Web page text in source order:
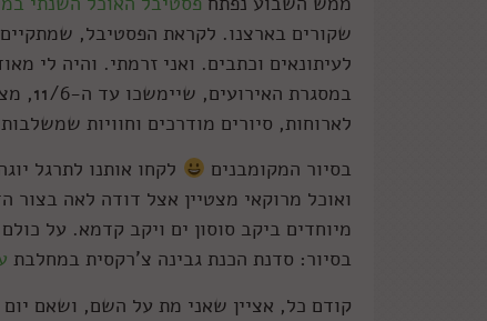
לעיתונאים וכתבים. ואני זרמתי. והיה לי
לארוחות, סיורים מודרכים וחוויות
בסיור המקומבנים
לקחו אותנו לתרגל
ואוכל מרוקאי מצטיין אצל דודה לאה בצור
מיוחדים ביקב סוסון ים ויקב קדמא. על
בסיור: סדנת הכנת גבינה צ'רקסית במחלבת